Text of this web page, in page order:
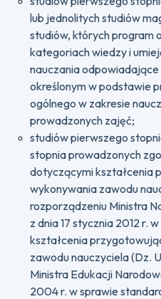
lub jednolitych studiów
studiów, których program
kategoriach wiedzy i
nauczania
określonym w podstawie
ogólnego w zakresie
prowadzonych zajęć;
studiów pierwszego
stopnia prowadzonych
dotyczącymi kształcenia
wykonywania zawodu
rozporządzeniu Ministra
z dnia 17 stycznia 2012 r.
kształcenia
zawodu nauczyciela (Dz.
Ministra Edukacji
2004 r. w sprawie